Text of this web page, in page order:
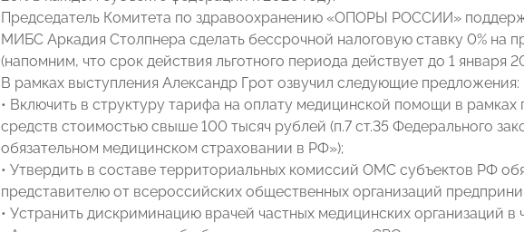
Председатель Комитета по здравоохранению «ОПОРЫ РОССИИ»
МИБС Аркадия Столпнера сделать бессрочной налоговую ставку 0% на
(напомним, что срок действия льготного периода действует до 1 января
В рамках выступления Александр Грот озвучил следующие предложения:
• Включить в структуру тарифа на оплату медицинской помощи в
средств стоимостью свыше 100 тысяч рублей (п.7 ст.35 Федерального
обязательном медицинском страховании в РФ»);
• Утвердить в составе территориальных комиссий ОМС субъектов РФ
представителю от всероссийских общественных организаций
• Устранить дискриминацию врачей частных медицинских организаций в